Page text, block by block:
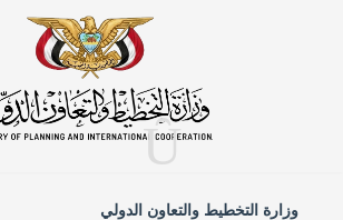
وزارة التخطيط والتعاون الدولي